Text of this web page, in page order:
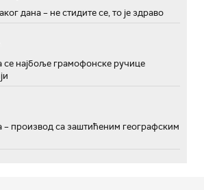
дана – не стидите се, то је здраво
се најбоље грамофонске ручице
производ са заштићеним географским